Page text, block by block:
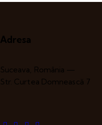
Adresa
Suceava, România —
Str. Curtea Domnească 7